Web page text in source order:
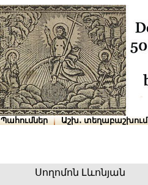
Պահումներ Աշխ․ տեղաբաշխում
Սողոմոն Լևոնյան